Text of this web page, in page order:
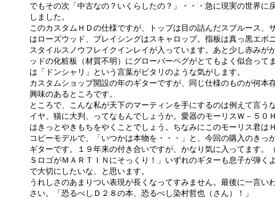
でもその次「中古なの？いくらしたの？」・・・急に現実の世界に
しました。
このカスタムＨＤの仕様ですが、トップは目の詰んだスプルース、
はローズウッド、ブレイシングはスキャロップ。指板は真っ黒エボ
スタイルスノウフレイクインレイが入っています。あと少し赤みが
ッドの化粧板（材質不明）にグローバーペグがとてもよく似合って
は「ドンシャリ」という言葉がピタリのような気がします。
カスタムショップ開設の年のギターですが、同じ仕様のものが何本
興味のあるところです。
ところで、こんな私が天下のマーティンを手にするのは例えて言う
イヤ、猫に大判、ってなもんでしょうか。愛器のモーリスＷ－５０
はきっとやきもちをやくことでしょう。ちなみにこのモーリス君は
コピーモデルで、「いつかは本物を・・・」と、今回の購入のきっ
ギターです。１９年来の付き合いですが、かなり気に入ってます。
ＳロゴがＭＡＲＴＩＮにそっくり！」いずれのギターも息子が弾く
で大切にしたいな、と思います。
うれしさのあまりつい表現が長くなってすみません。最後に一言い